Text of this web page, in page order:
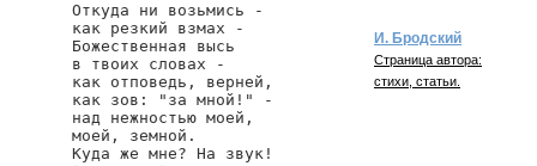
Откуда ни возьмись -
как резкий взмах -
Божественная высь
в твоих словах -
как отповедь, верней,
как зов: "за мной!" -
над нежностью моей,
моей, земной.
Куда же мне? На звук!
И. Бродский
Страница автора:
стихи, статьи.